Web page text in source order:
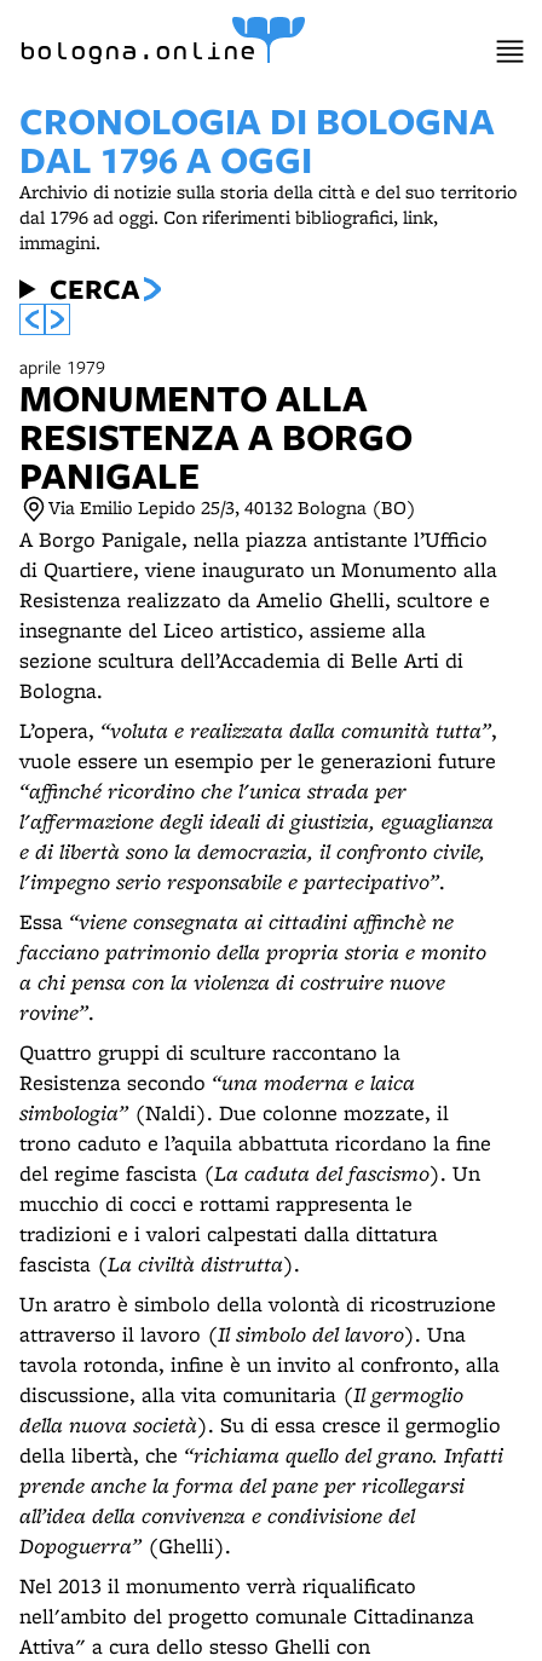
bologna.online
CRONOLOGIA DI BOLOGNA
DAL 1796 A OGGI
Archivio di notizie sulla storia della città e del suo territorio
dal 1796 ad oggi. Con riferimenti bibliografici, link,
immagini.
CERCA
aprile 1979
MONUMENTO ALLA
RESISTENZA A BORGO
PANIGALE
Via Emilio Lepido 25/3, 40132 Bologna (BO)
A Borgo Panigale, nella piazza antistante l’Ufficio
di Quartiere, viene inaugurato un Monumento alla
Resistenza realizzato da Amelio Ghelli, scultore e
insegnante del Liceo artistico, assieme alla
sezione scultura dell’Accademia di Belle Arti di
Bologna.
L’opera, “voluta e realizzata dalla comunità tutta”,
vuole essere un esempio per le generazioni future
“affinché ricordino che l'unica strada per
l'affermazione degli ideali di giustizia, eguaglianza
e di libertà sono la democrazia, il confronto civile,
l'impegno serio responsabile e partecipativo”.
Essa “viene consegnata ai cittadini affinchè ne
facciano patrimonio della propria storia e monito
a chi pensa con la violenza di costruire nuove
rovine”.
Quattro gruppi di sculture raccontano la
Resistenza secondo “una moderna e laica
simbologia”(Naldi). Due colonne mozzate, il
trono caduto e l’aquila abbattuta ricordano la fine
del regime fascista (La caduta del fascismo). Un
mucchio di cocci e rottami rappresenta le
tradizioni e i valori calpestati dalla dittatura
fascista (La civiltà distrutta).
Un aratro è simbolo della volontà di ricostruzione
attraverso il lavoro (Il simbolo del lavoro). Una
tavola rotonda, infine è un invito al confronto, alla
discussione, alla vita comunitaria (Il germoglio
della nuova società). Su di essa cresce il germoglio
della libertà, che “richiama quello del grano. Infatti
prende anche la forma del pane per ricollegarsi
all’idea della convivenza e condivisione del
Dopoguerra”(Ghelli).
Nel 2013 il monumento verrà riqualificato
nell'ambito del progetto comunale Cittadinanza
Attiva" a cura dello stesso Ghelli con